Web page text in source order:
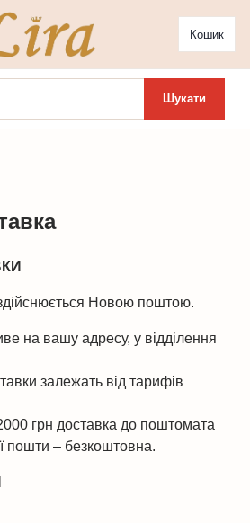
Кошик
Шукати
Новою поштою.
на вашу адресу, у відділення
залежать від тарифів
грн доставка до поштомата
пошти – безкоштовна.